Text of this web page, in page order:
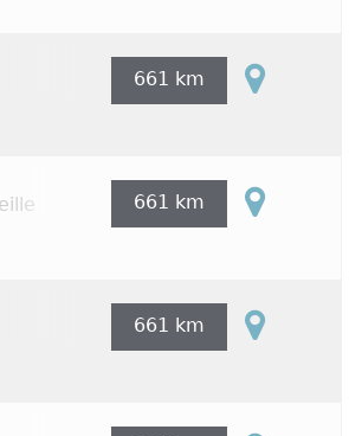
661 km
661 km
661 km